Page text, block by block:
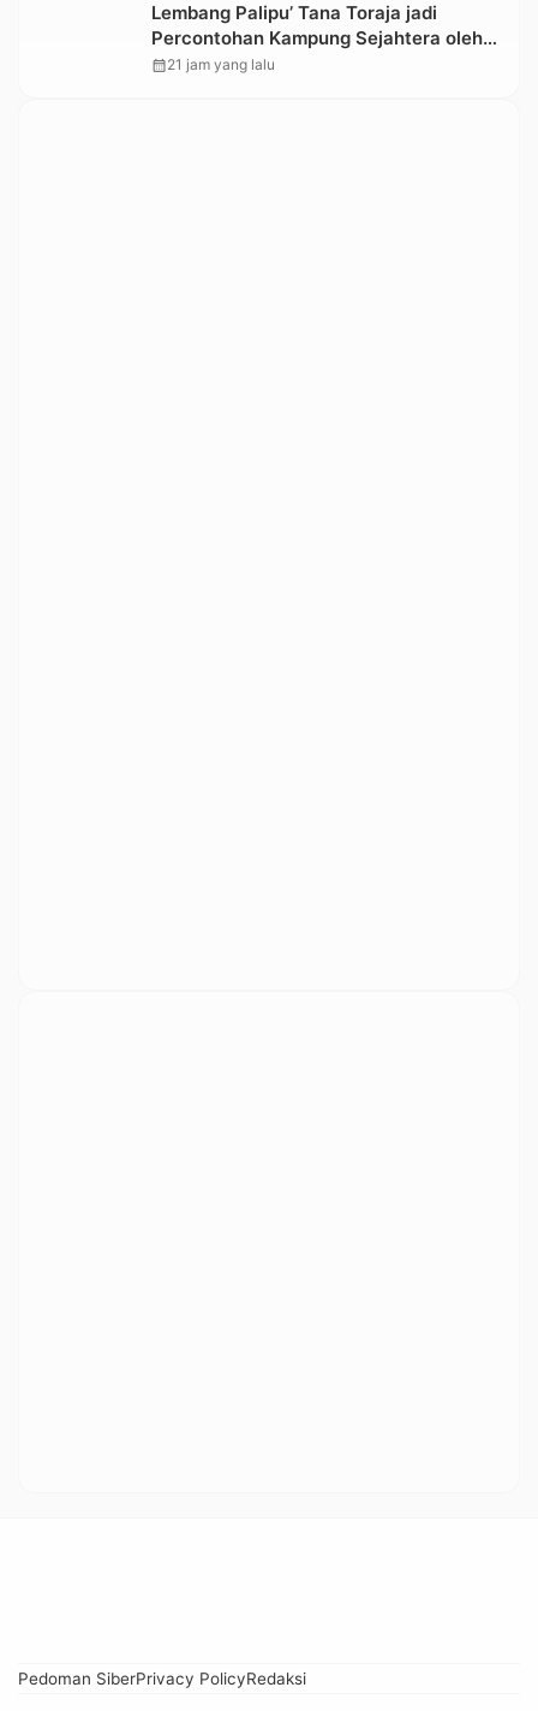
Lembang Palipu’ Tana Toraja jadi
Percontohan Kampung Sejahtera oleh
Kemensos
calendar_month21 jam yang lalu
Pedoman SiberPrivacy PolicyRedaksi